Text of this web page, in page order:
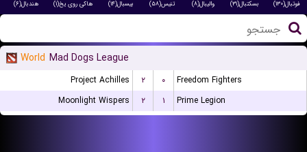
فوتبال(۱۳۰) بسکتبال(۳۱) والیبال(۸) تنیس(۵۸) بیسبال(۱۴) هاکی روی یخ(۱) هندبال(۶)
World Mad Dogs League
Project Achilles ۲ ۰
Freedom Fighters
Moonlight Wispers
۲ ۱ Prime Legion